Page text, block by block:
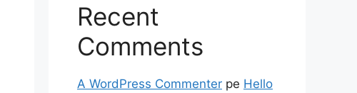
Recent
Comments
A WordPress Commenter pe Hello